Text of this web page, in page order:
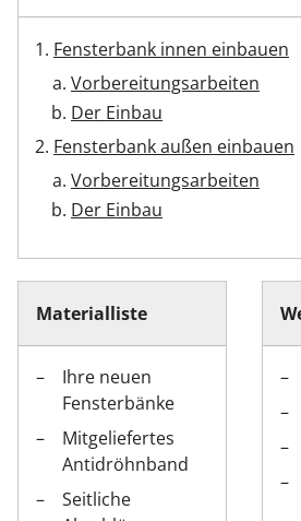
Fensterbank innen einbauen
Vorbereitungsarbeiten
Der Einbau
Fensterbank außen einbauen
Vorbereitungsarbeiten
Der Einbau
Materialliste
Ihre neuen
Fensterbänke
Mitgeliefertes
Antidröhnband
Seitliche